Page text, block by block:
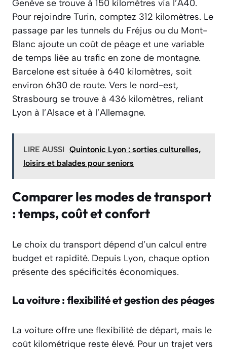
Genève se trouve à 150 kilomètres via l’A40.
Pour rejoindre Turin, comptez 312 kilomètres. Le
passage par les tunnels du Fréjus ou du Mont-
Blanc ajoute un coût de péage et une variable
de temps liée au trafic en zone de montagne.
Barcelone est située à 640 kilomètres, soit
environ 6h30 de route. Vers le nord-est,
Strasbourg se trouve à 436 kilomètres, reliant
Lyon à l’Alsace et à l’Allemagne.
LIRE AUSSI Quintonic Lyon : sorties culturelles,
loisirs et balades pour seniors
Comparer les modes de transport
: temps, coût et confort
Le choix du transport dépend d’un calcul entre
budget et rapidité. Depuis Lyon, chaque option
présente des spécificités économiques.
La voiture : flexibilité et gestion des péages
La voiture offre une flexibilité de départ, mais le
coût kilométrique reste élevé. Pour un trajet vers